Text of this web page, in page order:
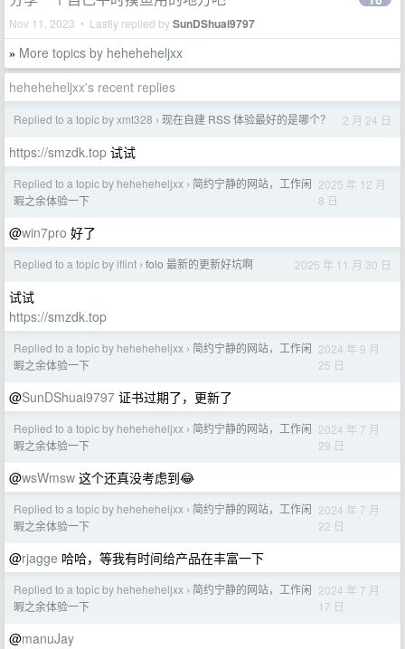
Nov 11, 2023 • Lastly replied bySunDShuai9797
» More topics by heheheheljxx
heheheheljxx's recent replies
Replied to a topic by xmt328 › 现在自建 RSS 体验最好的是哪个？ 2 月 24 日
https://smzdk.top 试试
Replied to a topic by heheheheljxx › 简约宁静的网站，工作闲
暇之余体验一下
2025 年 12 月
8 日
@win7pro 好了
Replied to a topic by iflint › folo 最新的更新好坑啊 2025 年 11 月 30 日
试试
https://smzdk.top
Replied to a topic by heheheheljxx › 简约宁静的网站，工作闲
暇之余体验一下
2024 年 9 月
25 日
@SunDShuai9797 证书过期了，更新了
Replied to a topic by heheheheljxx › 简约宁静的网站，工作闲
暇之余体验一下
2024 年 7 月
29 日
@wsWmsw 这个还真没考虑到😂
Replied to a topic by heheheheljxx › 简约宁静的网站，工作闲
暇之余体验一下
2024 年 7 月
22 日
@rjagge 哈哈，等我有时间给产品在丰富一下
Replied to a topic by heheheheljxx › 简约宁静的网站，工作闲
暇之余体验一下
2024 年 7 月
17 日
@manuJay